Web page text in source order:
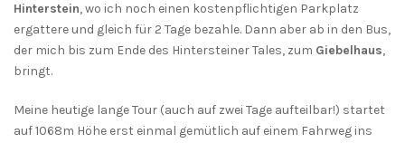
Hinterstein, wo ich noch einen kostenpflichtigen Parkplatz
ergattere und gleich für 2 Tage bezahle. Dann aber ab in den Bus,
der mich bis zum Ende des Hintersteiner Tales, zum Giebelhaus,
bringt.
Meine heutige lange Tour (auch auf zwei Tage aufteilbar!) startet
auf 1068m Höhe erst einmal gemütlich auf einem Fahrweg ins